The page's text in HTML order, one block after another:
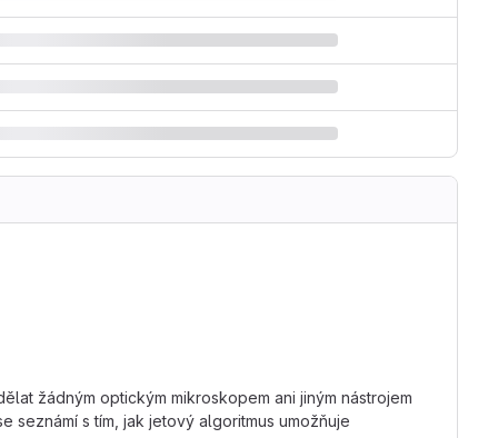
žádným optickým mikroskopem ani jiným nástrojem
seznámí s tím, jak jetový algoritmus umožňuje